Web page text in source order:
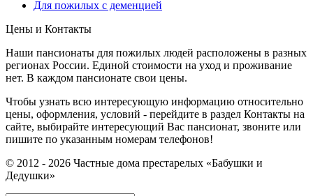
Для пожилых с деменцией
Цены и Контакты
Наши пансионаты для пожилых людей расположены в разных
регионах России. Единой стоимости на уход и проживание
нет. В каждом пансионате свои цены.
Чтобы узнать всю интересующую информацию относительно
цены, оформления, условий - перейдите в раздел Контакты на
сайте, выбирайте интересующий Вас пансионат, звоните или
пишите по указанным номерам телефонов!
© 2012 - 2026 Частные дома престарелых «Бабушки и
Дедушки»